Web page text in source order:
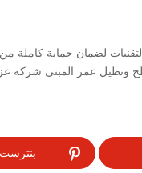
لضمان حماية كاملة من
وتطيل عمر المبنى شركة
بنترست